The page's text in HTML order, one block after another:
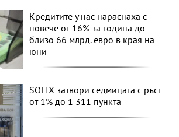
Кредитите у нас нараснаха с
повече от 16% за година до
близо 66 млрд. евро в края на
юни
SOFIX затвори седмицата с ръст
от 1% до 1 311 пункта